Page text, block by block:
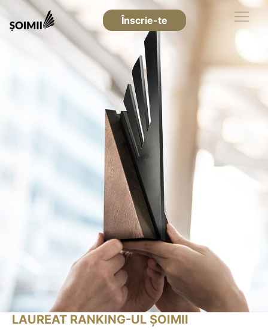
Înscrie-te
LAUREAT RANKING-UL ȘOIMII